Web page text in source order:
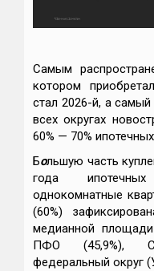
Самым
котором
стал 2026-й, а
всех округах
60% — 70%
Большую часть
года
однокомнатные
(60%)
медианной
ПФО (45,9%),
федеральный округ